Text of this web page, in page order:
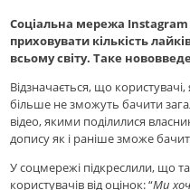
Соціальна мережа
приховувати кількість
всьому світу. Таке
Відзначається, що користувачі,
більше не зможуть бачити
відео, якими поділилися
допису як і раніше зможе
У соцмережі підкреслили, що
користувачів від оцінок: “Ми